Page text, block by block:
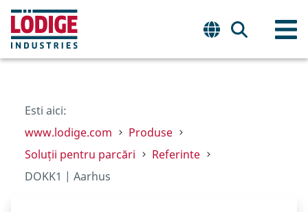
Esti aici:
www.lodige.com
Produse
Soluții pentru parcări
Referinte
DOKK1 | Aarhus